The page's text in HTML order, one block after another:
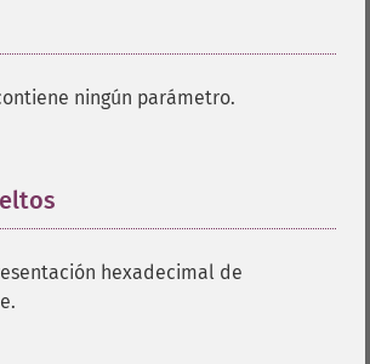
ningún parámetro.
hexadecimal de